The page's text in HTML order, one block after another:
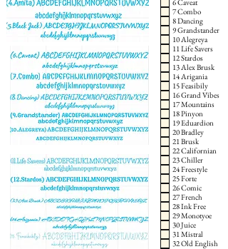
6 Caveat
7 Combo
8 Dancing
9 Grandstander
10 Alegreya
11 Life Savers
12 Stardos
13 Alex Brusk
14 Arigania
15 Feasibily
16 Grand Vibes
17 Mountains
18 Pinyon
19 Eduardion
20 Bradley
21 Brusk
22 Californian
23 Chiller
24 Freestyle
25 Forte
26 Comic
27 French
28 Ink Free
29 Monotyoe
30 Juice
31 Mistral
32 Old English